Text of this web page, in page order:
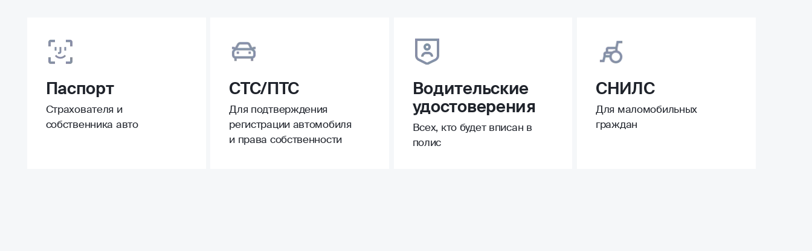
Паспорт
Страхователя и
собственника авто
СТС/ПТС
Для подтверждения
регистрации автомобиля
и права собственности
Водительские
удостоверения
Всех, кто будет вписан в
полис
СНИЛС
Для маломобильных
граждан